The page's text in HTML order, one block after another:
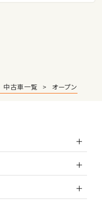
中古車一覧 オープン